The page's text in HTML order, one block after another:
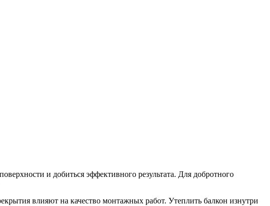
и добиться эффективного результата. Для добротного
влияют на качество монтажных работ. Утеплить балкон изнутри